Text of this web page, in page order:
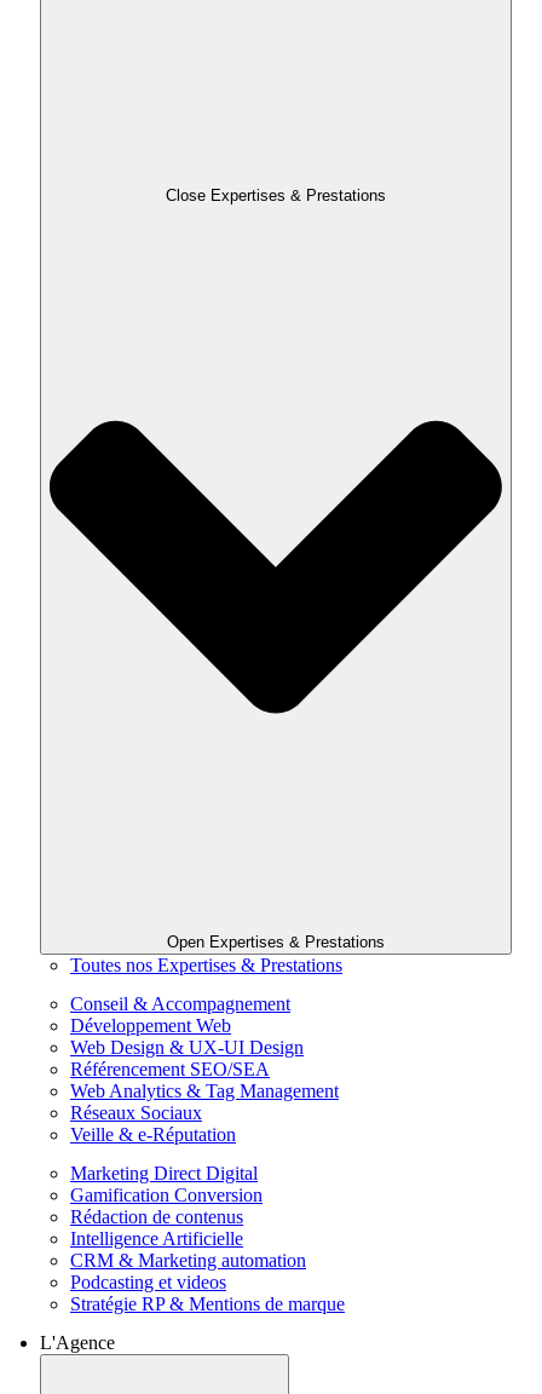
Close Expertises & Prestations
Open Expertises & Prestations
Toutes nos Expertises & Prestations
Conseil & Accompagnement
Développement Web
Web Design & UX-UI Design
Référencement SEO/SEA
Web Analytics & Tag Management
Réseaux Sociaux
Veille & e-Réputation
Marketing Direct Digital
Gamification Conversion
Rédaction de contenus
Intelligence Artificielle
CRM & Marketing automation
Podcasting et videos
Stratégie RP & Mentions de marque
L'Agence